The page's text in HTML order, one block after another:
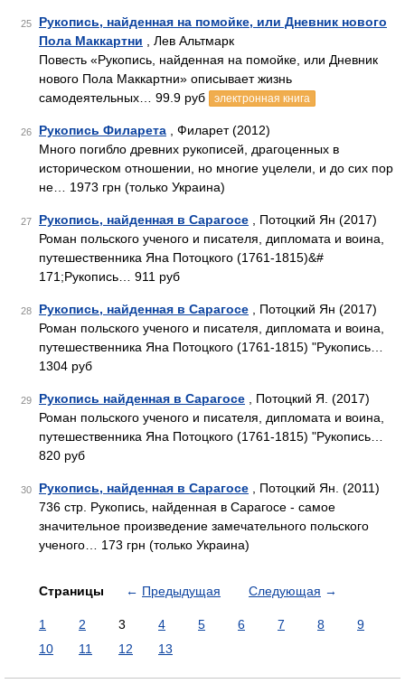
25
Рукопись, найденная на помойке, или Дневник нового
Пола Маккартни , Лев Альтмарк
Повесть «Рукопись, найденная на помойке, или Дневник
нового Пола Маккартни» описывает жизнь
самодеятельных… 99.9 руб
электронная книга
26 Рукопись Филарета , Филарет (2012)
Много погибло древних рукописей, драгоценных в
историческом отношении, но многие уцелели, и до сих пор
не… 1973 грн (только Украина)
27 Рукопись, найденная в Сарагосе , Потоцкий Ян (2017)
Роман польского ученого и писателя, дипломата и воина,
путешественника Яна Потоцкого (1761-1815)&#
171;Рукопись… 911 руб
28 Рукопись, найденная в Сарагосе , Потоцкий Ян (2017)
Роман польского ученого и писателя, дипломата и воина,
путешественника Яна Потоцкого (1761-1815) "Рукопись…
1304 руб
29 Рукопись найденная в Сарагосе , Потоцкий Я. (2017)
Роман польского ученого и писателя, дипломата и воина,
путешественника Яна Потоцкого (1761-1815) "Рукопись…
820 руб
30 Рукопись, найденная в Сарагосе , Потоцкий Ян. (2011)
736 стр. Рукопись, найденная в Сарагосе - самое
значительное произведение замечательного польского
ученого… 173 грн (только Украина)
Страницы ← Предыдущая Следующая →
1 2 3 4 5 6 7 8
9
10
11 12 13